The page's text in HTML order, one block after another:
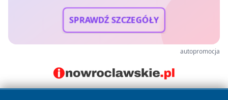
SPRAWDŹ SZCZEGÓŁY
autopromocja